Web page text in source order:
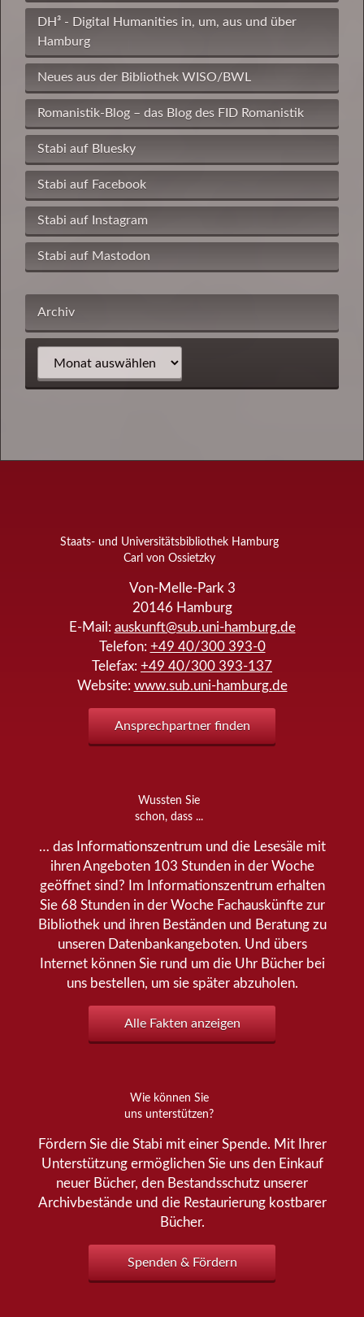
DH³ - Digital Humanities in, um, aus und über
Hamburg
Neues aus der Bibliothek WISO/BWL
Romanistik-Blog – das Blog des FID Romanistik
Stabi auf Bluesky
Stabi auf Facebook
Stabi auf Instagram
Stabi auf Mastodon
Archiv
Staats- und Universitätsbibliothek Hamburg
Carl von Ossietzky
Von-Melle-Park 3
20146 Hamburg
E-Mail: auskunft@sub.uni-hamburg.de
Telefon: +49 40/300 393-0
Telefax: +49 40/300 393-137
Website: www.sub.uni-hamburg.de
Ansprechpartner finden
Wussten Sie
schon, dass ...
… das Informationszentrum und die Lesesäle mit
ihren Angeboten 103 Stunden in der Woche
geöffnet sind? Im Informationszentrum erhalten
Sie 68 Stunden in der Woche Fachauskünfte zur
Bibliothek und ihren Beständen und Beratung zu
unseren Datenbankangeboten. Und übers
Internet können Sie rund um die Uhr Bücher bei
uns bestellen, um sie später abzuholen.
Alle Fakten anzeigen
Wie können Sie
uns unterstützen?
Fördern Sie die Stabi mit einer Spende. Mit Ihrer
Unterstützung ermöglichen Sie uns den Einkauf
neuer Bücher, den Bestandsschutz unserer
Archivbestände und die Restaurierung kostbarer
Bücher.
Spenden & Fördern